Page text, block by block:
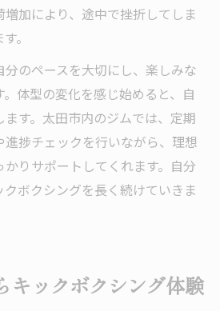
加により、途中で挫折してしま
。
のペースを大切にし、楽しみな
体型の変化を感じ始めると、自
す。太田市内のジムでは、定期
捗チェックを行いながら、理想
りサポートしてくれます。自分
ボクシングを長く続けていきま
キックボクシング体験